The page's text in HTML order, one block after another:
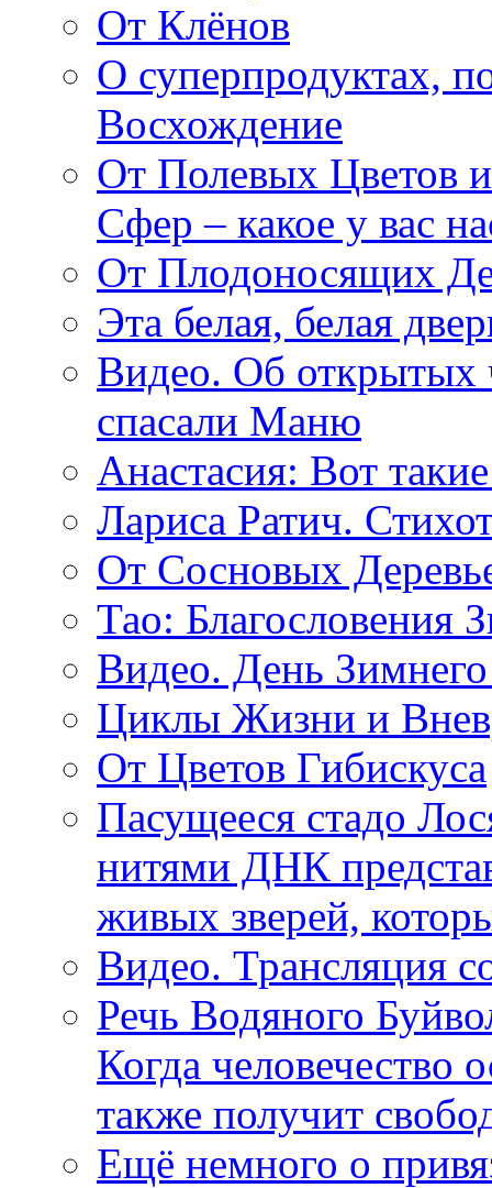
От Клёнов
О суперпродуктах,
Восхождение
От Полевых Цветов
Сфер – какое у вас
От Плодоносящих
Эта белая, белая
Видео. Об открытых
спасали Маню
Анастасия: Вот
Лариса Ратич.
От Сосновых
Тао: Благословения
Видео. День
Циклы Жизни и
От Цветов Гибискуса
Пасущееся стадо
нитями ДНК
живых зверей,
Видео. Трансляция
Речь Водяного
Когда человечество
также получит
Ещё немного о